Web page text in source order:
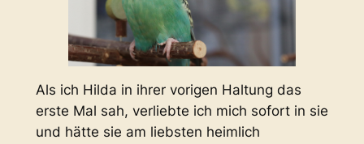
Als ich Hilda in ihrer vorigen Haltung das
erste Mal sah, verliebte ich mich sofort in sie
und hätte sie am liebsten heimlich